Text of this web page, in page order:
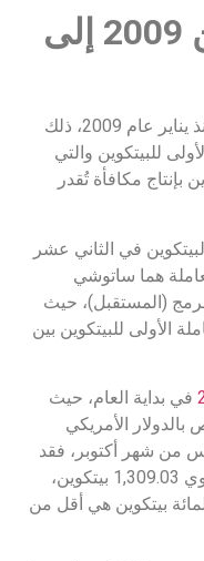
السنوات الأولى من 2009 إلى
تم الإعلان عن البيتكوين في السوق منذ يناير عام 2009، ذلك
للبيتكوين والتي
بإنتاج مكافأة تُقدر
في الثاني عشر
المعاملة هما ساتوشي
(المستقبل)، حيث
الأولى للبيتكوين بين
في بداية العام، حيث
الأمريكي
من شهر أكتوبر، فقد
كان سعر الدولار الواحد الأمريكي يساوي 1,309.03 بيتكوين،
بيتكوين هي أقل من